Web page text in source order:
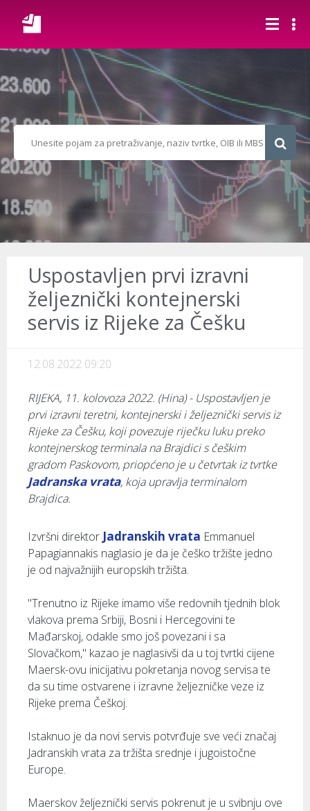
Uspostavljen prvi izravni
željeznički kontejnerski
servis iz Rijeke za Češku
12.08.2022 09:20
RIJEKA, 11. kolovoza 2022. (Hina) - Uspostavljen je
prvi izravni teretni, kontejnerski i željeznički servis iz
Rijeke za Češku, koji povezuje riječku luku preko
kontejnerskog terminala na Brajdici s češkim
gradom Paskovom, priopćeno je u četvrtak iz tvrtke
Jadranska vrata, koja upravlja terminalom
Brajdica.
Izvršni direktor Jadranskih vrata Emmanuel
Papagiannakis naglasio je da je češko tržište jedno
je od najvažnijih europskih tržišta.
"Trenutno iz Rijeke imamo više redovnih tjednih blok
vlakova prema Srbiji, Bosni i Hercegovini te
Mađarskoj, odakle smo još povezani i sa
Slovačkom," kazao je naglasivši da u toj tvrtki cijene
Maersk-ovu inicijativu pokretanja novog servisa te
da su time ostvarene i izravne željezničke veze iz
Rijeke prema Češkoj.
Istaknuo je da novi servis potvrđuje sve veći značaj
Jadranskih vrata za tržišta srednje i jugoistočne
Europe.
Maerskov željeznički servis pokrenut je u svibnju ove